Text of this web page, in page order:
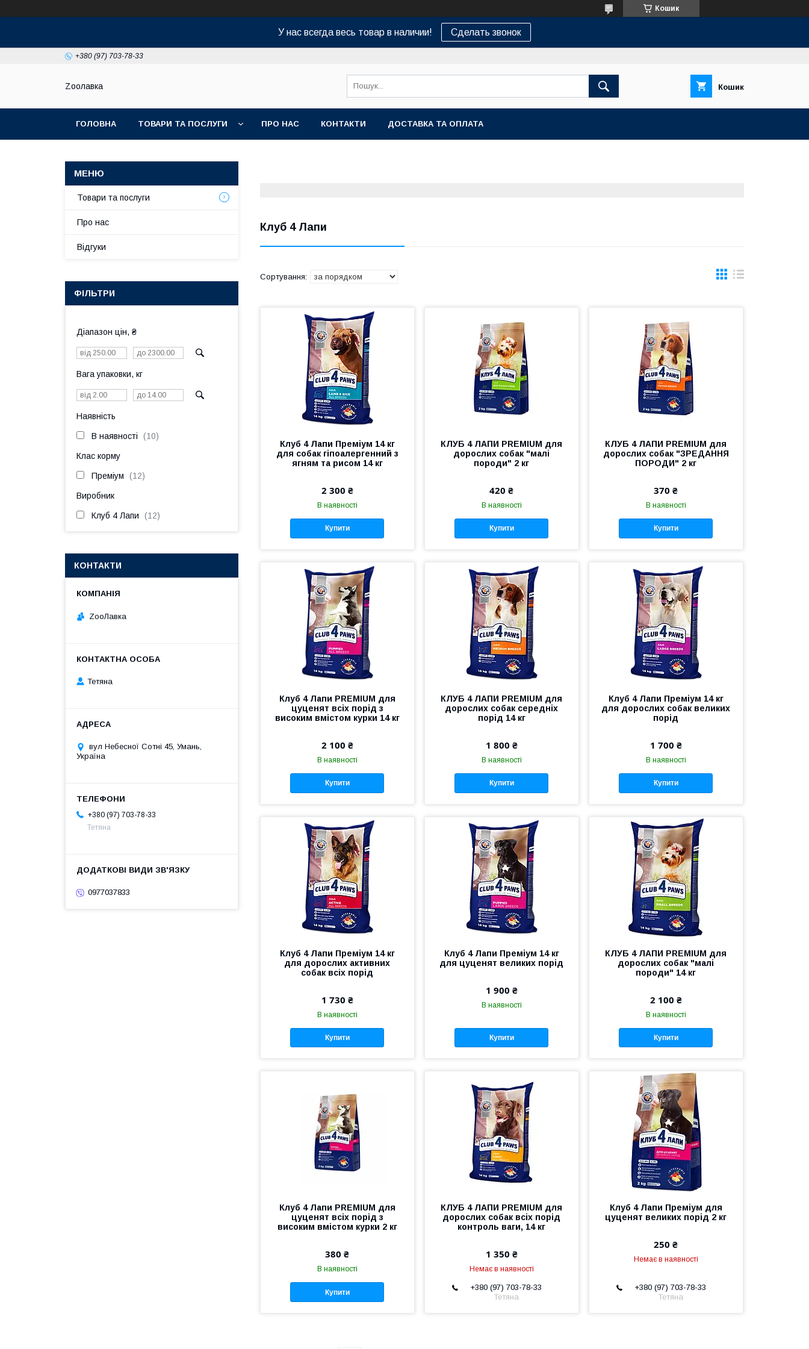
Кошик
У нас всегда весь товар в наличии! Сделать звонок
+380 (97) 703-78-33
Zooлавка Кошик
ГОЛОВНА ТОВАРИ ТА ПОСЛУГИ ПРО НАС КОНТАКТИ ДОСТАВКА ТА ОПЛАТА
Клуб 4 Лапи
Клуб 4 Лапи Преміум 14 кг
для собак гіпоалергенний з
ягням та рисом 14 кг
2 300 ₴
В наявності
Купити
КЛУБ 4 ЛАПИ PREMIUM для
дорослих собак "малі
породи" 2 кг
420 ₴
В наявності
Купити
КЛУБ 4 ЛАПИ PREMIUM для
дорослих собак "ЗРЕДАННЯ
ПОРОДИ" 2 кг
370 ₴
В наявності
Купити
Клуб 4 Лапи PREMIUM для
цуценят всіх порід з
високим вмістом курки 14 кг
2 100 ₴
В наявності
Купити
КЛУБ 4 ЛАПИ PREMIUM для
дорослих собак середніх
порід 14 кг
1 800 ₴
В наявності
Купити
Клуб 4 Лапи Преміум 14 кг
для дорослих собак великих
порід
1 700 ₴
В наявності
Купити
Клуб 4 Лапи Преміум 14 кг
для дорослих активних
собак всіх порід
1 730 ₴
В наявності
Купити
Клуб 4 Лапи Преміум 14 кг
для цуценят великих порід
1 900 ₴
В наявності
Купити
КЛУБ 4 ЛАПИ PREMIUM для
дорослих собак "малі
породи" 14 кг
2 100 ₴
В наявності
Купити
Клуб 4 Лапи PREMIUM для
цуценят всіх порід з
високим вмістом курки 2 кг
380 ₴
В наявності
Купити
КЛУБ 4 ЛАПИ PREMIUM для
дорослих собак всіх порід
контроль ваги, 14 кг
1 350 ₴
Немає в наявності
+380 (97) 703-78-33
Тетяна
Клуб 4 Лапи Преміум для
цуценят великих порід 2 кг
250 ₴
Немає в наявності
+380 (97) 703-78-33
Тетяна
Товари та послуги
Про нас
Відгуки
ФІЛЬТРИ
Діапазон цін, ₴
Вага упаковки, кг
Наявність
В наявності 10
Клас корму
Преміум 12
Виробник
Клуб 4 Лапи 12
КОНТАКТИ
ZooЛавка
Тетяна
вул Небесної Сотні 45, Умань,
Україна
+380 (97) 703-78-33
Тетяна
0977037833